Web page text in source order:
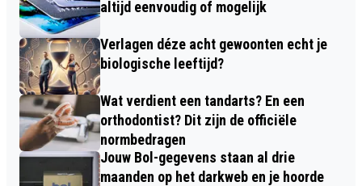
altijd eenvoudig of mogelijk
Verlagen déze acht gewoonten echt je
biologische leeftijd?
Wat verdient een tandarts? En een
orthodontist? Dit zijn de officiële
normbedragen
Jouw Bol-gegevens staan al drie
maanden op het darkweb en je hoorde